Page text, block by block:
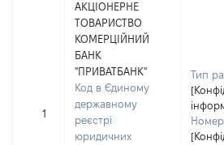
1
АКЦІОНЕРНЕ
ТОВАРИСТВО
КОМЕРЦІЙНИЙ
БАНК
"ПРИВАТБАНК"
Код в Єдиному
державному
реєстрі
юридичних
Тип